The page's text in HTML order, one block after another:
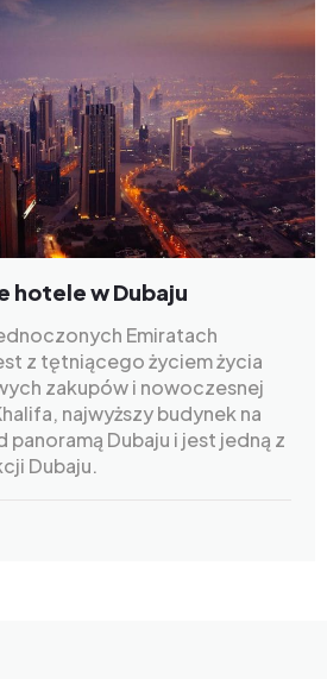
hotele w Dubaju
Emiratach
z tętniącego życiem życia
zakupów i nowoczesnej
najwyższy budynek na
Dubaju i jest jedną z
Dubaju.